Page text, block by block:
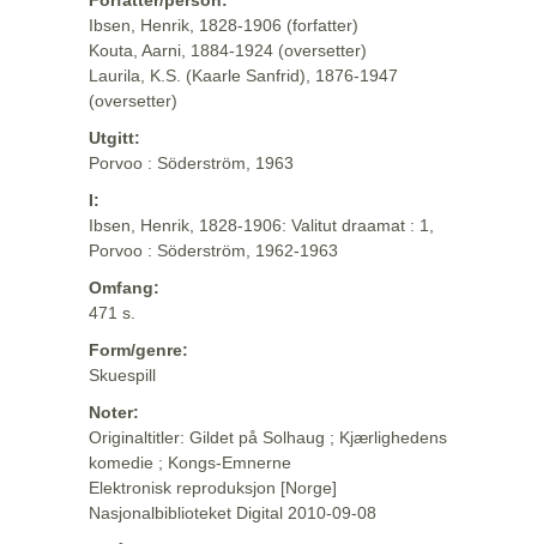
Ibsen, Henrik, 1828-1906 (forfatter)
Kouta, Aarni, 1884-1924 (oversetter)
Laurila, K.S. (Kaarle Sanfrid), 1876-1947
(oversetter)
Utgitt:
Porvoo : Söderström, 1963
I:
Ibsen, Henrik, 1828-1906: Valitut draamat : 1,
Porvoo : Söderström, 1962-1963
Omfang:
471 s.
Form/genre:
Skuespill
Noter:
Originaltitler: Gildet på Solhaug ; Kjærlighedens
komedie ; Kongs-Emnerne
Elektronisk reproduksjon [Norge]
Nasjonalbiblioteket Digital 2010-09-08